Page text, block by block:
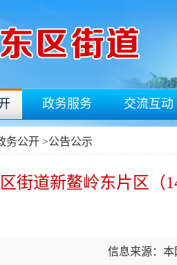
政务服务 交流互动
务公开 >公告公示
街道新鳌岭东片区（
信息来源：本